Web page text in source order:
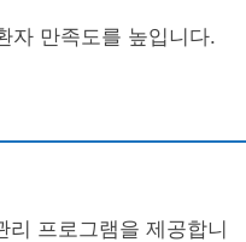
자 만족도를 높입니다.
프로그램을 제공합니